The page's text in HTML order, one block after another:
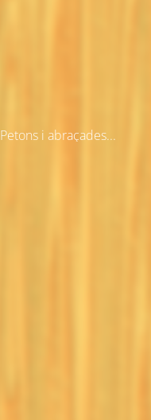
Petons i abraçades...